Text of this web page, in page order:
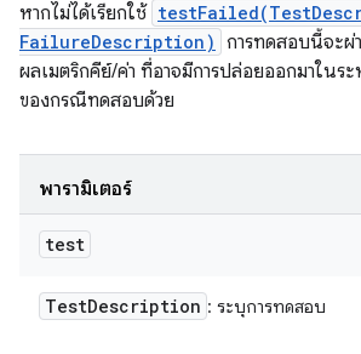
หากไม่ได้เรียกใช้
FailureDescription) การทดสอบนี้จะ
ผลเมตริกคีย์/ค่า ที่อาจมีการปล่อยออกมาในระ
ของกรณีทดสอบด้วย
พารามิเตอร์
test
TestDescription : ระบุการทดสอบ